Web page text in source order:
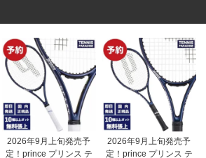
2026年9月上旬発売予
定！prince プリンス テ
2026年9月上旬発売予
定！prince プリンス テ